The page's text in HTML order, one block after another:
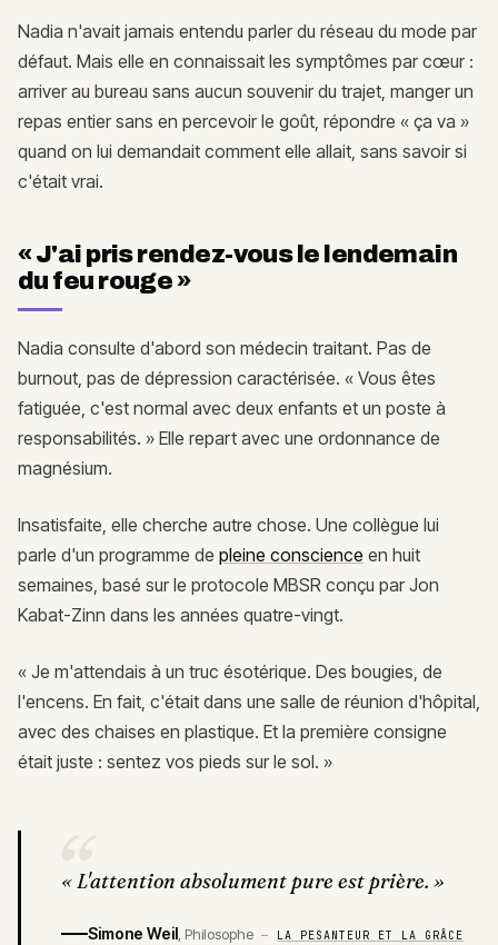
Nadia n'avait jamais entendu parler du réseau du mode par
défaut. Mais elle en connaissait les symptômes par cœur :
arriver au bureau sans aucun souvenir du trajet, manger un
repas entier sans en percevoir le goût, répondre « ça va »
quand on lui demandait comment elle allait, sans savoir si
c'était vrai.
« J'ai pris rendez-vous le lendemain
du feu rouge »
Nadia consulte d'abord son médecin traitant. Pas de
burnout, pas de dépression caractérisée. « Vous êtes
fatiguée, c'est normal avec deux enfants et un poste à
responsabilités. » Elle repart avec une ordonnance de
magnésium.
Insatisfaite, elle cherche autre chose. Une collègue lui
parle d'un programme de pleine conscience en huit
semaines, basé sur le protocole MBSR conçu par Jon
Kabat-Zinn dans les années quatre-vingt.
« Je m'attendais à un truc ésotérique. Des bougies, de
l'encens. En fait, c'était dans une salle de réunion d'hôpital,
avec des chaises en plastique. Et la première consigne
était juste : sentez vos pieds sur le sol. »
“
«L'attention absolument pure est prière. »
Simone Weil, Philosophe — LA PESANTEUR ET LA GRÂCE